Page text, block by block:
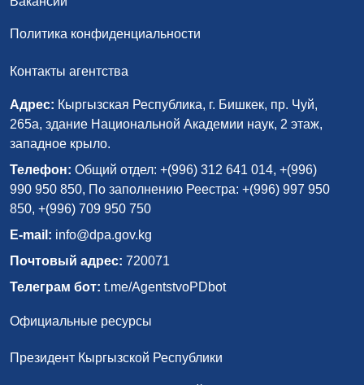
Политика конфиденциальности
Контакты агентства
Адрес: Кыргызская Республика, г. Бишкек, пр. Чуй,
265а, здание Национальной Академии наук, 2 этаж,
западное крыло.
Телефон: Общий отдел: +(996) 312 641 014, +(996)
990 950 850, По заполнению Реестра: +(996) 997 950
850, +(996) 709 950 750
E-mail: info@dpa.gov.kg
Почтовый адрес: 720071
Телеграм бот: t.me/AgentstvoPDbot
Официальные ресурсы
Президент Кыргызской Республики